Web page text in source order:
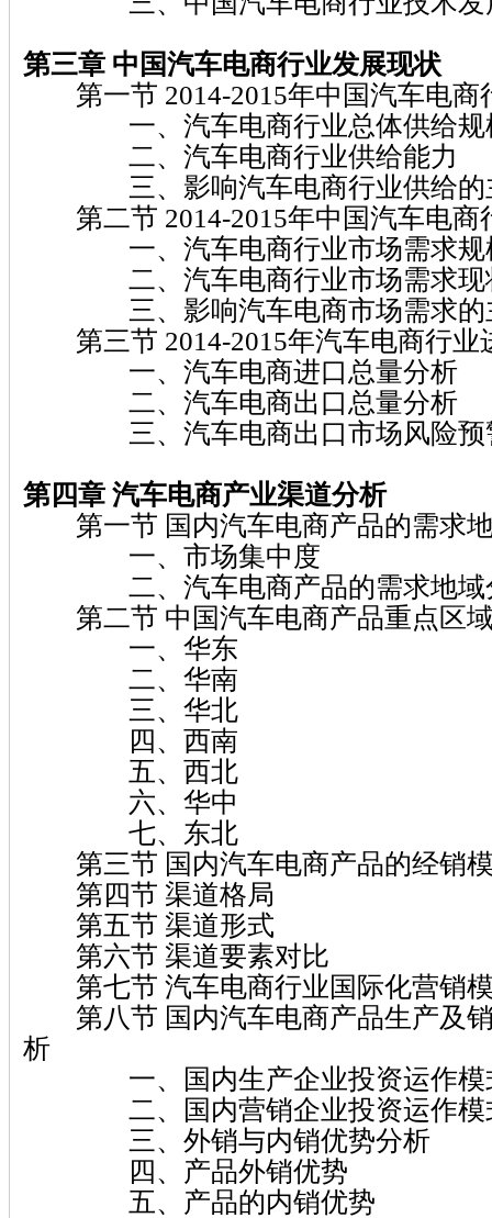
第三章 中国汽车电商行业发展现状
第一节 2014-2015年中国汽车电商
一、汽车电商行业总体供给规
二、汽车电商行业供给能力
三、影响汽车电商行业供给的
第二节 2014-2015年中国汽车电商
一、汽车电商行业市场需求规
二、汽车电商行业市场需求现
三、影响汽车电商市场需求的
第三节 2014-2015年汽车电商行业
一、汽车电商进口总量分析
二、汽车电商出口总量分析
三、汽车电商出口市场风险预
第四章 汽车电商产业渠道分析
第一节 国内汽车电商产品的需求
一、市场集中度
二、汽车电商产品的需求地域
第二节 中国汽车电商产品重点区
一、华东
二、华南
三、华北
四、西南
五、西北
六、华中
七、东北
第三节 国内汽车电商产品的经销
第四节 渠道格局
第五节 渠道形式
第六节 渠道要素对比
第七节 汽车电商行业国际化营销
第八节 国内汽车电商产品生产及
析
一、国内生产企业投资运作模
二、国内营销企业投资运作模
三、外销与内销优势分析
四、产品外销优势
五、产品的内销优势